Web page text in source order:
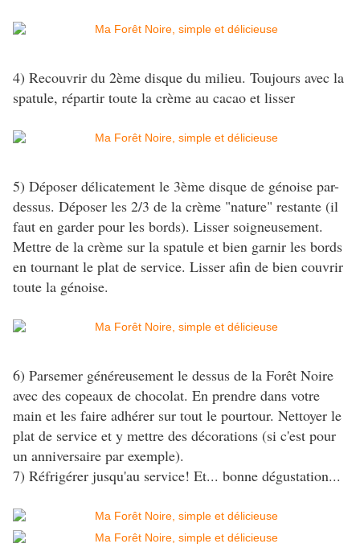
4) Recouvrir du 2ème disque du milieu. Toujours avec la
spatule, répartir toute la crème au cacao et lisser
5) Déposer délicatement le 3ème disque de génoise par-
dessus. Déposer les 2/3 de la crème "nature" restante (il
faut en garder pour les bords). Lisser soigneusement.
Mettre de la crème sur la spatule et bien garnir les bords
en tournant le plat de service. Lisser afin de bien couvrir
toute la génoise.
6) Parsemer généreusement le dessus de la Forêt Noire
avec des copeaux de chocolat. En prendre dans votre
main et les faire adhérer sur tout le pourtour. Nettoyer le
plat de service et y mettre des décorations (si c'est pour
un anniversaire par exemple).
7) Réfrigérer jusqu'au service! Et... bonne dégustation...